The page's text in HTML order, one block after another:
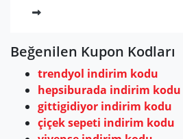
Beğenilen Kupon Kodları
trendyol indirim kodu
hepsiburada indirim kodu
gittigidiyor indirim kodu
çiçek sepeti indirim kodu